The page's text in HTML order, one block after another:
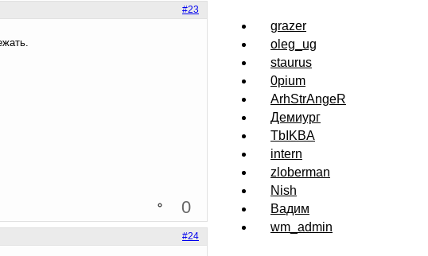
#23
0
#24
grazer
oleg_ug
staurus
0pium
ArhStrAngeR
Демиург
TbIKBA
intern
zloberman
Nish
Вадим
wm_admin